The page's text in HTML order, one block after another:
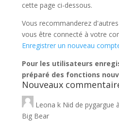
cette page ci-dessous.
Vous recommanderez
vous être connecté à votre
Enregistrer un nouveau
Pour les utilisateurs
préparé des fonctions
Nouveaux
Leona k Nid de pygargue
Big Bear